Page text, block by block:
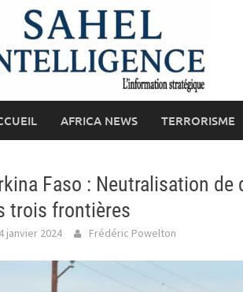
AFRICA NEWS TERRORISME
Faso : Neutralisation
trois frontières
janvier 2024 Frédéric Powelton